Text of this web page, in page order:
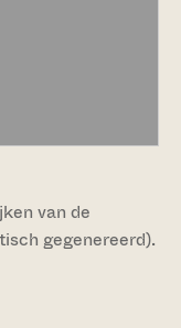
van de
gegenereerd).